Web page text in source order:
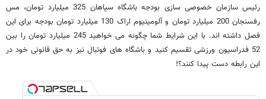
رئیس سازمان خصوصی سازی بودجه باشگاه سپاهان 325 میلیارد تومان، مس
رفسنجان 200 میلیارد تومان و آلومینیوم اراک 130 میلیارد تومان بودجه برای این
فصل داشته اند. با این شرایط شما چگونه می خواهید 245 میلیارد تومان را بین
52 فدراسیون ورزشی تقسیم کنید و باشگاه های فوتبال نیز به حق قانونی خود در
این رابطه دست پیدا کنند؟!